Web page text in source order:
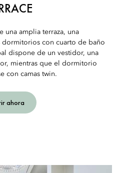
una amplia terraza, una
dormitorios con cuarto de baño
dispone de un vestidor, una
mientras que el dormitorio
con camas twin.
ahora